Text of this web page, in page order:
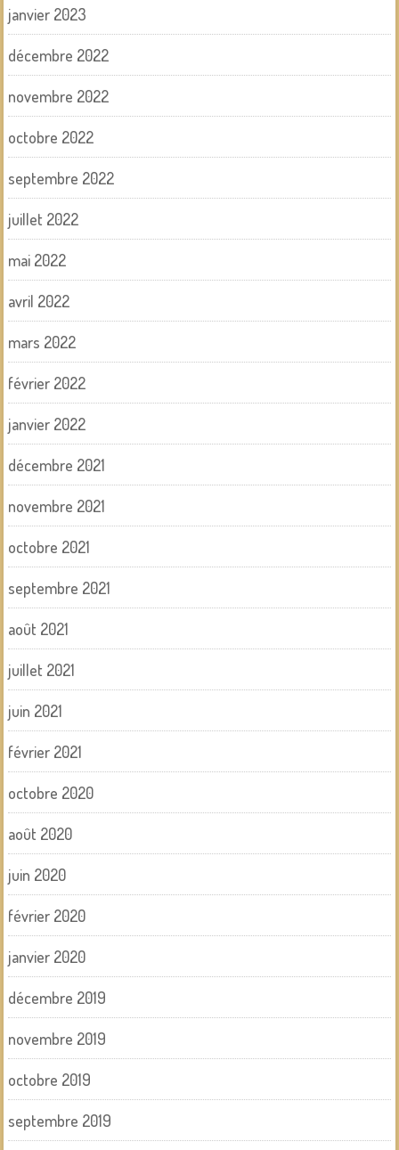
janvier 2023
décembre 2022
novembre 2022
octobre 2022
septembre 2022
juillet 2022
mai 2022
avril 2022
mars 2022
février 2022
janvier 2022
décembre 2021
novembre 2021
octobre 2021
septembre 2021
août 2021
juillet 2021
juin 2021
février 2021
octobre 2020
août 2020
juin 2020
février 2020
janvier 2020
décembre 2019
novembre 2019
octobre 2019
septembre 2019